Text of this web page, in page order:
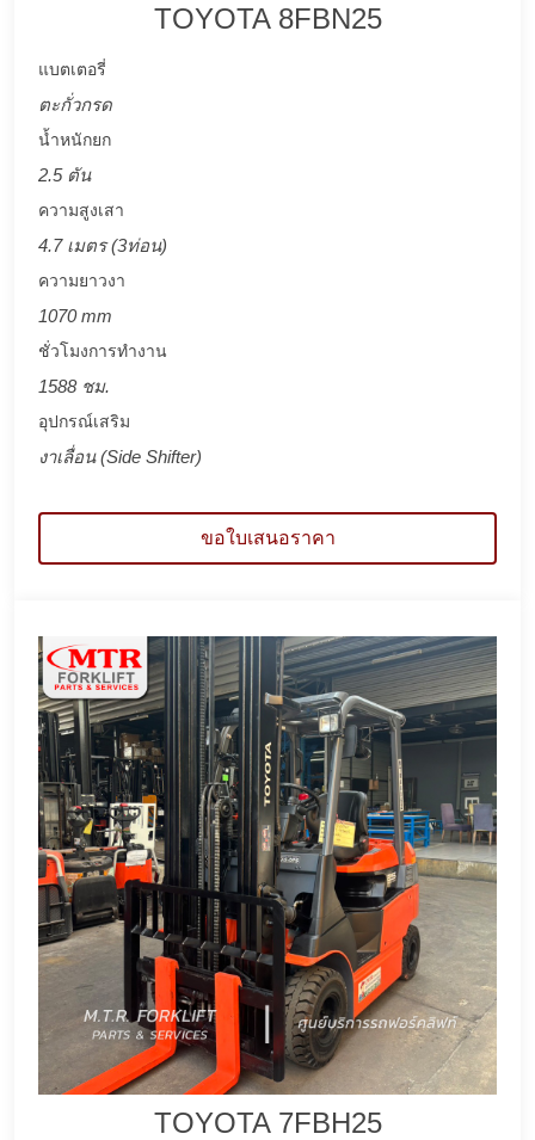
TOYOTA 8FBN25
แบตเตอรี่
ตะกั่วกรด
น้ำหนักยก
2.5 ตัน
ความสูงเสา
4.7 เมตร (3ท่อน)
ความยาวงา
1070 mm
ชั่วโมงการทำงาน
1588 ชม.
อุปกรณ์เสริม
งาเลื่อน (Side Shifter)
ขอใบเสนอราคา
TOYOTA 7FBH25